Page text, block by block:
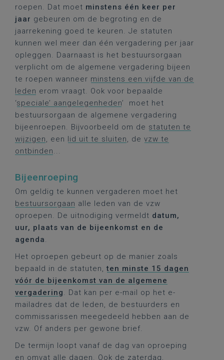
roepen. Dat moet minstens één keer per
jaar gebeuren om de begroting en de
jaarrekening goed te keuren. Je statuten
kunnen wel meer dan één vergadering per jaar
opleggen. Daarnaast is het bestuursorgaan
verplicht om de algemene vergadering bijeen
te roepen wanneer minstens een vijfde van de
leden erom vraagt. Ook voor bepaalde
‘speciale’ aangelegenheden’ moet het
bestuursorgaan de algemene vergadering
bijeenroepen. Bijvoorbeeld om de statuten te
wijzigen, een lid uit te sluiten, de vzw te
ontbinden...
Bijeenroeping
Om geldig te kunnen vergaderen moet het
bestuursorgaan alle leden van de vzw
oproepen. De uitnodiging vermeldt datum,
uur, plaats van de bijeenkomst en de
agenda.
Het oproepen gebeurt op de manier zoals
bepaald in de statuten,ten minste 15 dagen
vóór de bijeenkomst van de algemene
vergadering. Dat kan per e-mail op het e-
mailadres dat de leden, de bestuurders en
commissarissen meegedeeld hebben aan de
vzw. Of anders per gewone brief.
De termijn loopt vanaf de dag van oproeping
en omvat alle dagen. Ook de zaterdag,